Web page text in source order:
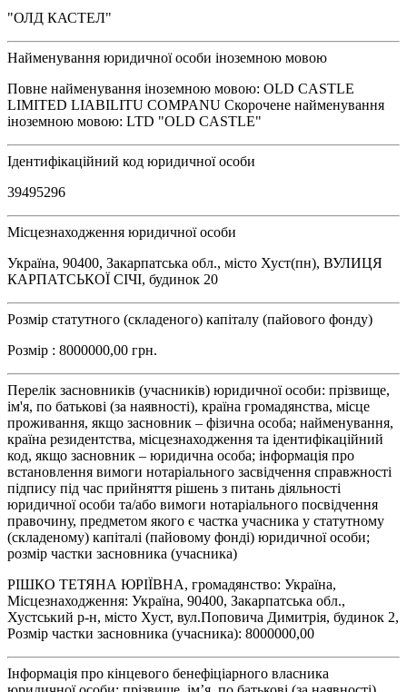
"ОЛД КАСТЕЛ"
Найменування юридичної особи іноземною мовою
Повне найменування іноземною мовою: OLD CASTLE
LIMITED LIABILITU COMPANU Скорочене найменування
іноземною мовою: LTD "OLD CASTLE"
Ідентифікаційний код юридичної особи
39495296
Місцезнаходження юридичної особи
Україна, 90400, Закарпатська обл., місто Хуст(пн), ВУЛИЦЯ
КАРПАТСЬКОЇ СІЧІ, будинок 20
Розмір статутного (складеного) капіталу (пайового фонду)
Розмір : 8000000,00 грн.
Перелік засновників (учасників) юридичної особи: прізвище,
ім'я, по батькові (за наявності), країна громадянства, місце
проживання, якщо засновник – фізична особа; найменування,
країна резидентства, місцезнаходження та ідентифікаційний
код, якщо засновник – юридична особа; інформація про
встановлення вимоги нотаріального засвідчення справжності
підпису під час прийняття рішень з питань діяльності
юридичної особи та/або вимоги нотаріального посвідчення
правочину, предметом якого є частка учасника у статутному
(складеному) капіталі (пайовому фонді) юридичної особи;
розмір частки засновника (учасника)
РІШКО ТЕТЯНА ЮРІЇВНА, громадянство: Україна,
Місцезнаходження: Україна, 90400, Закарпатська обл.,
Хустський р-н, місто Хуст, вул.Поповича Димитрія, будинок 2,
Розмір частки засновника (учасника): 8000000,00
Інформація про кінцевого бенефіціарного власника